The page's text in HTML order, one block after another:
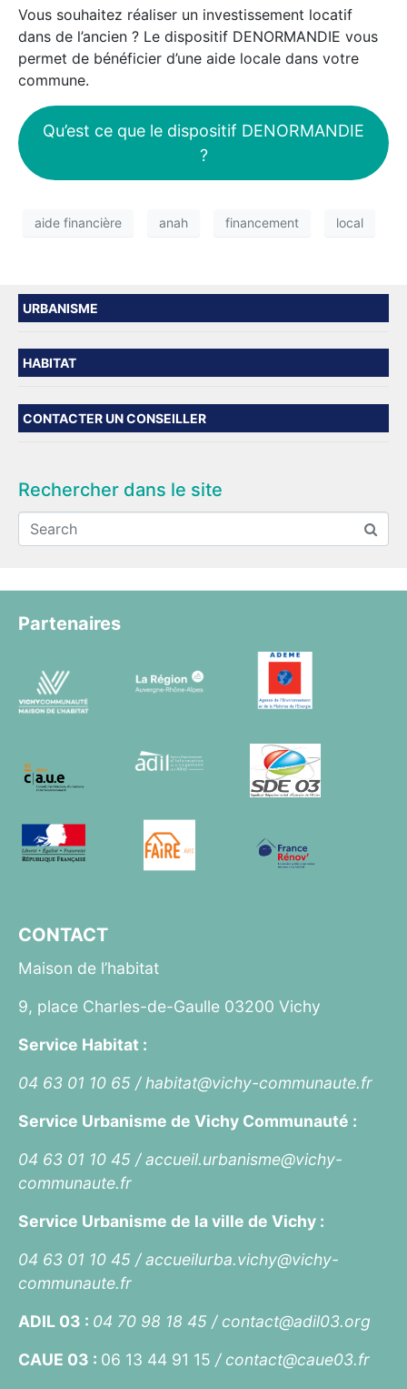
Vous souhaitez réaliser un investissement locatif
dans de l’ancien ? Le dispositif DENORMANDIE vous
permet de bénéficier d’une aide locale dans votre
commune.
Qu’est ce que le dispositif DENORMANDIE
?
aide financière anah financement local
URBANISME
HABITAT
CONTACTER UN CONSEILLER
Rechercher dans le site
Partenaires
CONTACT
Maison de l’habitat
9, place Charles-de-Gaulle 03200 Vichy
Service Habitat :
04 63 01 10 65 /habitat@vichy-communaute.fr
Service Urbanisme de Vichy Communauté :
04 63 01 10 45 /accueil.urbanisme@vichy-
communaute.fr
Service Urbanisme de la ville de Vichy :
04 63 01 10 45 /accueilurba.vichy@vichy-
communaute.fr
ADIL 03 : 04 70 98 18 45 / contact@adil03.org
CAUE 03 : 06 13 44 91 15 / contact@caue03.fr